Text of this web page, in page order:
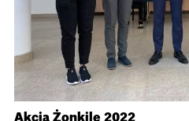
Akcja Żonkile 2022